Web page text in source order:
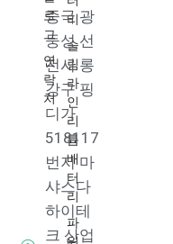
리
슬
림
라
인
리
튬
배
터
리
파
로
그
연
락
처
중국 광
둥성 선
전시 롱
강구 핑
디가
518117
번지 마
샤스다
하이테
크 산업